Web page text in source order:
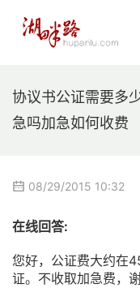
协议书公证需要多
急吗加急如何收费
08/29/2015 10:32
在线回答:
您好，公证费大约在
证。不收取加急费，谢